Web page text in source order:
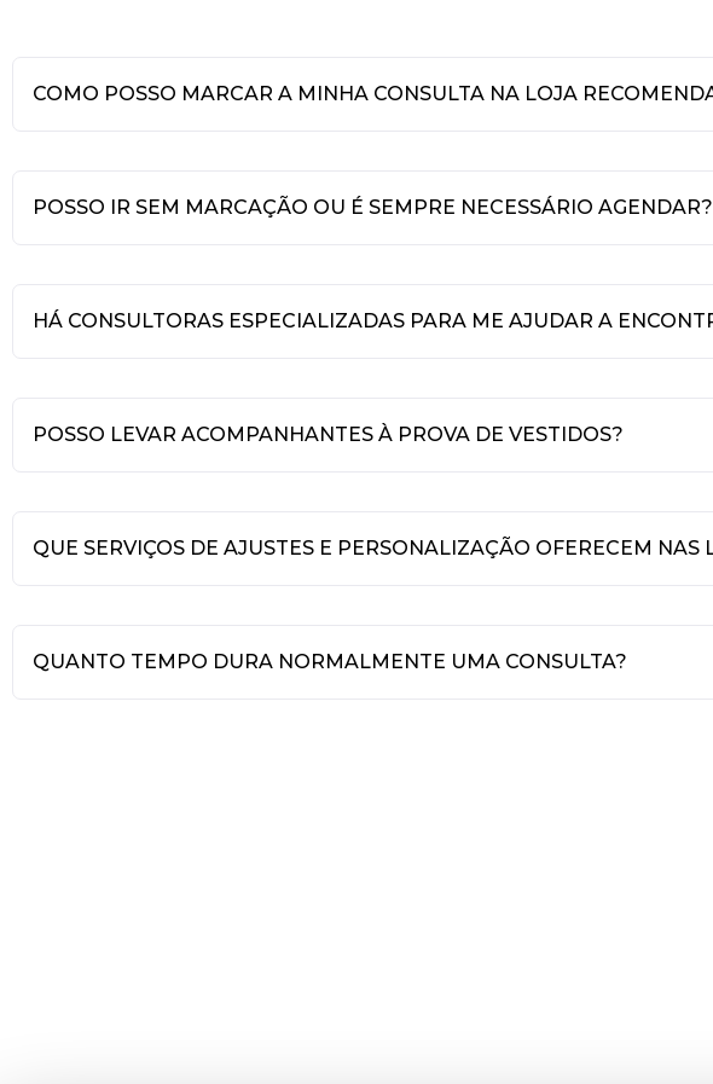
COMO POSSO MARCAR A MINHA CONSULTA NA LOJA
POSSO IR SEM MARCAÇÃO OU É SEMPRE NECESSÁRIO AGENDAR?
HÁ CONSULTORAS ESPECIALIZADAS PARA ME AJUDAR A
POSSO LEVAR ACOMPANHANTES À PROVA DE VESTIDOS?
QUE SERVIÇOS DE AJUSTES E PERSONALIZAÇÃO OFERECEM NAS
QUANTO TEMPO DURA NORMALMENTE UMA CONSULTA?